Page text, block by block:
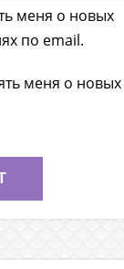
меня о новых
по email.
меня о новых